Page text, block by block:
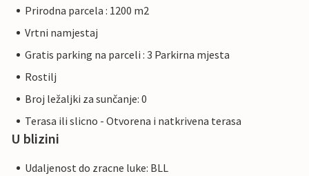
Prirodna parcela : 1200 m2
Vrtni namjestaj
Gratis parking na parceli : 3 Parkirna mjesta
Rostilj
Broj ležaljki za sunčanje: 0
Terasa ili slicno - Otvorena i natkrivena terasa
U blizini
Udaljenost do zracne luke: BLL